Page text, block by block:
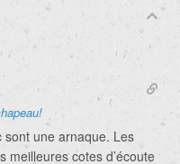
sont une arnaque. Les
meilleures cotes d’écoute